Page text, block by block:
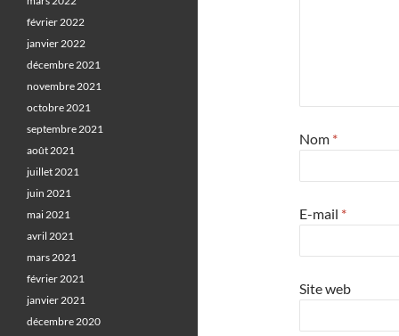
Nom *
E-mail *
Site web
février 2022
janvier 2022
décembre 2021
novembre 2021
octobre 2021
septembre 2021
août 2021
juillet 2021
juin 2021
mai 2021
avril 2021
mars 2021
février 2021
janvier 2021
décembre 2020